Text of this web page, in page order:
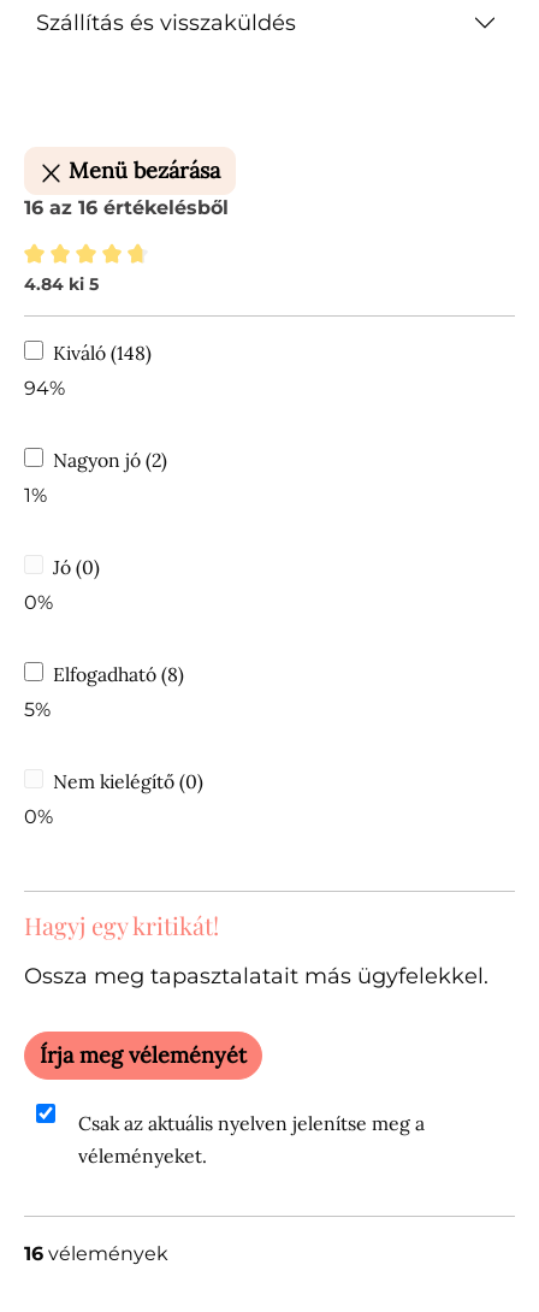
Szállítás és visszaküldés
Menü bezárása
16 az 16 értékelésből
Átlagos értékelés 4.84 a 5 csillagból
4.84 ki 5
Kiváló (148)
94%
Nagyon jó (2)
1%
Jó (0)
0%
Elfogadható (8)
5%
Nem kielégítő (0)
0%
Hagyj egy kritikát!
Ossza meg tapasztalatait más ügyfelekkel.
Írja meg véleményét
Csak az aktuális nyelven jelenítse meg a
véleményeket.
16 vélemények